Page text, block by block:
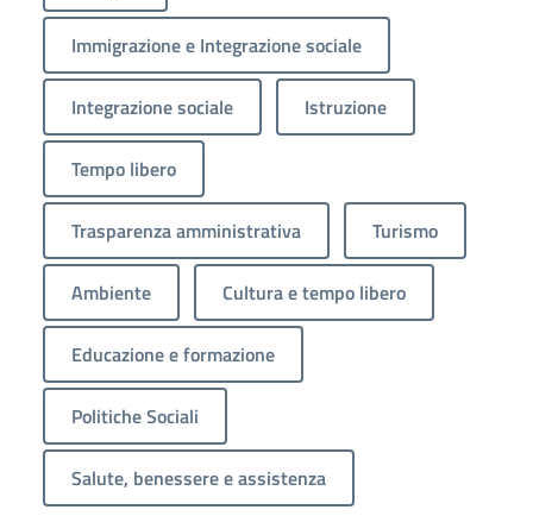
Immigrazione e Integrazione sociale
Integrazione sociale Istruzione
Tempo libero
Trasparenza amministrativa Turismo
Ambiente Cultura e tempo libero
Educazione e formazione
Politiche Sociali
Salute, benessere e assistenza